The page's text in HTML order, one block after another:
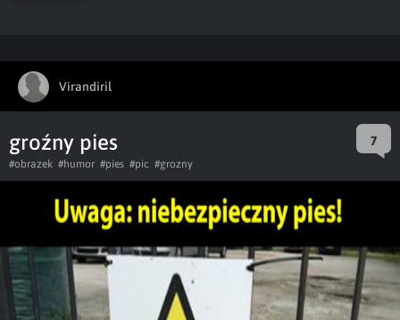
Virandiril
groźny pies 7
#obrazek #humor #pies #pic #grozny